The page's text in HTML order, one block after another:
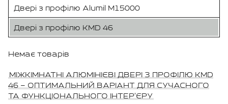
Двері з профілю Alumil M15000
Двері з профілю KMD 46
Немає товарів
МІЖКІМНАТНІ АЛЮМІНІЄВІ ДВЕРІ З ПРОФІЛЮ KMD
46 – ОПТИМАЛЬНИЙ ВАРІАНТ ДЛЯ СУЧАСНОГО
ТА ФУНКЦІОНАЛЬНОГО ІНТЕР'ЄРУ